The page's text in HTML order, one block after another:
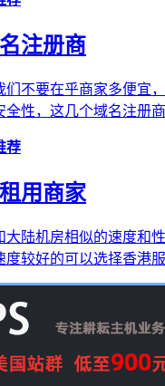
注册商
们不要在乎商家多便宜
全性，这几个域名注册
荐
用商家
大陆机房相似的速度和
度较好的可以选择香港